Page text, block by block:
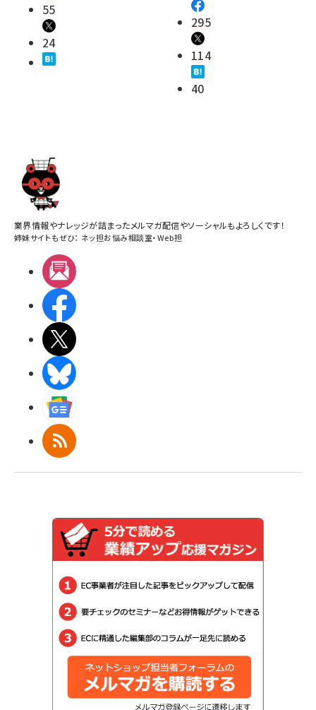
55
24
295
114
40
業界情報やナレッジが詰まったメルマガ配信やソーシャルもよろしくです！
姉妹サイトもぜひ： ネッ担お悩み相談室・Web担
RSS